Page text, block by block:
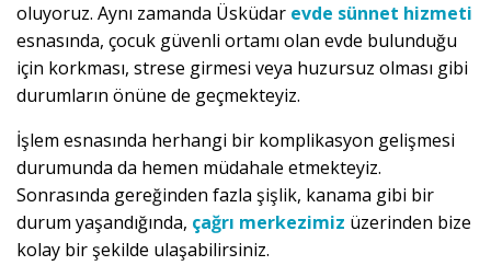
oluyoruz. Aynı zamanda Üsküdar evde sünnet hizmeti
esnasında, çocuk güvenli ortamı olan evde bulunduğu
için korkması, strese girmesi veya huzursuz olması gibi
durumların önüne de geçmekteyiz.
İşlem esnasında herhangi bir komplikasyon gelişmesi
durumunda da hemen müdahale etmekteyiz.
Sonrasında gereğinden fazla şişlik, kanama gibi bir
durum yaşandığında, çağrı merkezimiz üzerinden bize
kolay bir şekilde ulaşabilirsiniz.